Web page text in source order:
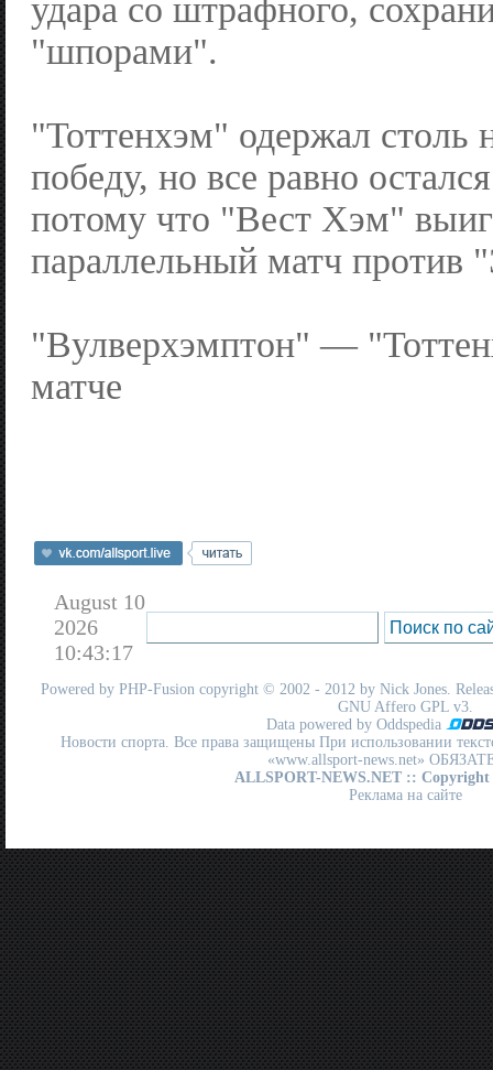
удара со штрафного,
"шпорами".
"Тоттенхэм" одержал столь
победу, но все равно
потому что "Вест Хэм"
параллельный матч против
"Вулверхэмптон" —
матче
August 10
2026
10:43:17
Powered by PHP-Fusion copyright © 2002 - 2012 by Nick Jones.
GNU Affero GPL v3.
Data powered by Oddspedia
Новости спорта. Все права защищены При использовании
«www.allsport-news.net»
ALLSPORT-NEWS.NET :: Copyright
Реклама на сайте